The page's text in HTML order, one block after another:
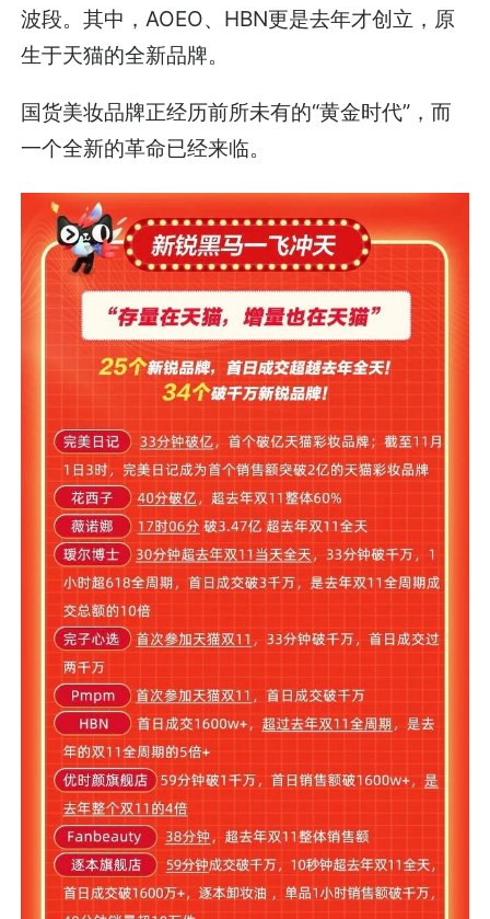
波段。其中，AOEO、HBN更是去年才创立，原
生于天猫的全新品牌。
国货美妆品牌正经历前所未有的“黄金时代”，而
一个全新的革命已经来临。